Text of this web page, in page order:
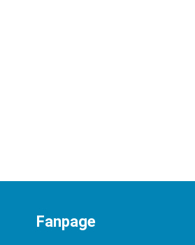
Fanpage